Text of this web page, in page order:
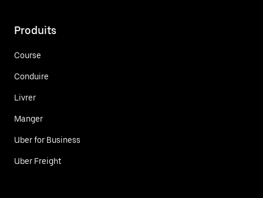
Produits
Course
Conduire
Livrer
Manger
Uber for Business
Uber Freight